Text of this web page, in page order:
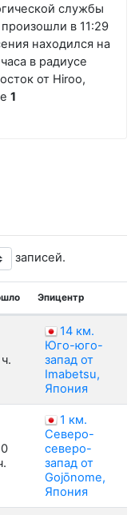
службы
в 11:29
находился на
в радиусе
от Hiroo,
1
записей.
Эпицентр
14 км.
Юго-юго-
запад от
Imabetsu,
Япония
1 км.
Северо-
северо-
запад от
Gojōnome,
Япония